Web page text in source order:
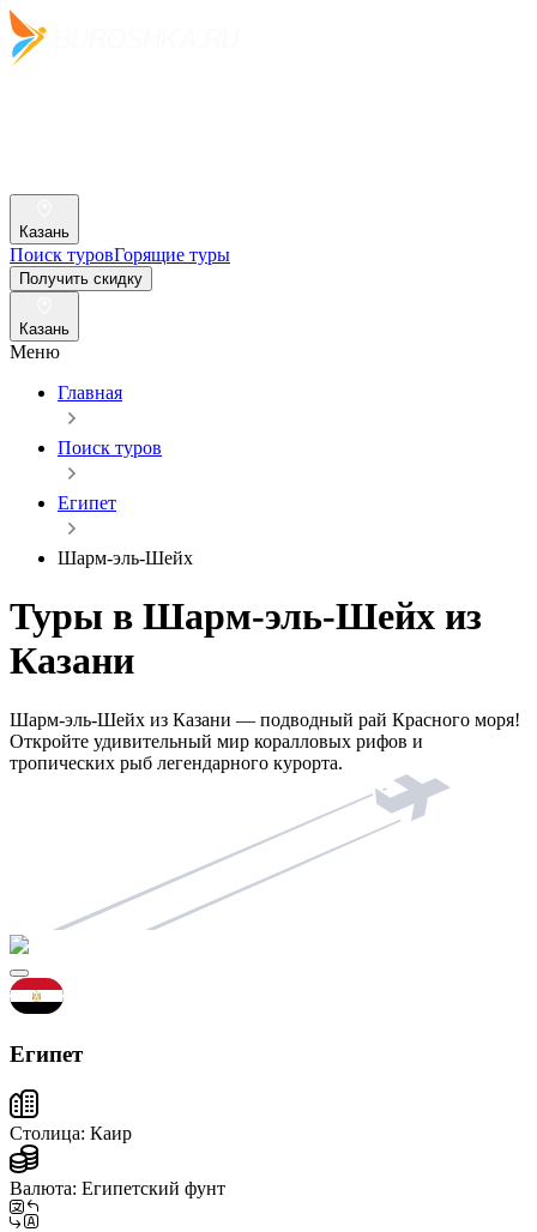
Казань
Поиск туровГорящие туры
Получить скидку
Казань
Меню
Главная
Поиск туров
Египет
Шарм-эль-Шейх
Туры в Шарм-эль-Шейх из
Казани
Шарм-эль-Шейх из Казани — подводный рай Красного моря!
Откройте удивительный мир коралловых рифов и
тропических рыб легендарного курорта.
Египет
Столица: Каир
Валюта: Египетский фунт